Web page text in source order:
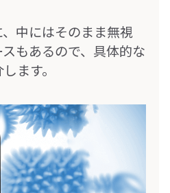
中にはそのまま無視
もあるので、具体的な
ます。